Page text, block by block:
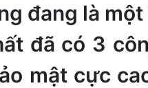
đang là
đã có 3
mật cực